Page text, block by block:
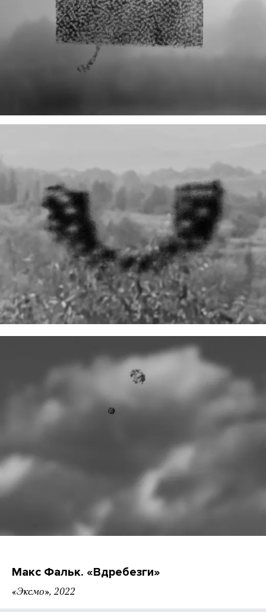
Макс Фальк. «Вдребезги»
«Эксмо», 2022